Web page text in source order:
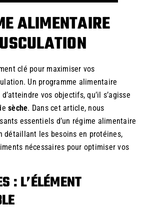
ALIMENTAIRE
clé pour maximiser vos
Un programme alimentaire
vos objectifs, qu’il s’agisse
sèche. Dans cet article, nous
essentiels d’un régime alimentaire
détaillant les besoins en protéines,
nécessaires pour optimiser vos
: L’ÉLÉMENT